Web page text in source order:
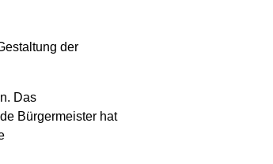
der
Das
Bürgermeister hat